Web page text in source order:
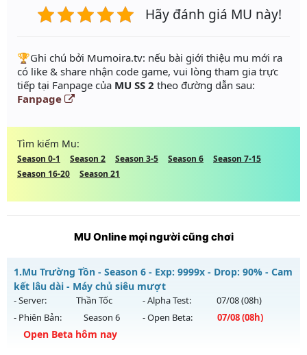
Hãy đánh giá MU này!
️🏆Ghi chú bởi Mumoira.tv: nếu bài giới thiệu mu mới ra
có like & share nhận code game, vui lòng tham gia trực
tiếp tại Fanpage của MU SS 2 theo đường dẫn sau:
Fanpage
Tìm kiếm Mu:
Season 0-1 Season 2 Season 3-5 Season 6
Season 7-15
Season 16-20
Season 21
MU Online mọi người cũng chơi
1.Mu Trường Tồn - Season 6 - Exp: 9999x - Drop: 90% - Cam
kết lâu dài - Máy chủ siêu mượt
- Server: Thần Tốc - Alpha Test: 07/08(08h)
- Phiên Bản:
Season 6 - Open Beta: 07/08(08h)
Open Beta hôm nay